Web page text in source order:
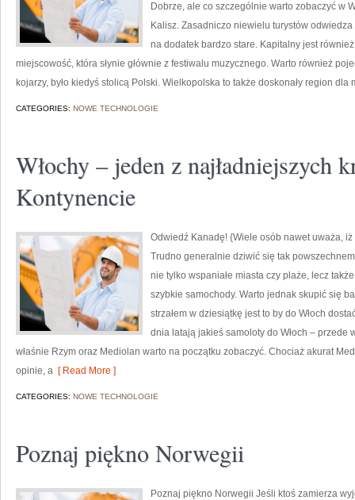
Dobrze, ale co szczególnie warto zobaczyć w
Kalisz. Zasadniczo niewielu turystów
na dodatek bardzo stare. Kapitalny jest
miejscowość, która słynie głównie z festiwalu muzycznego. Warto również
kojarzy, było kiedyś stolicą Polski. Wielkopolska to także doskonały region dla
CATEGORIES: NOWE TECHNOLOGIE
Włochy – jeden z najładniejszych
Kontynencie
Odwiedź Kanadę! {Wiele osób nawet uważa,
Trudno generalnie dziwić się tak
nie tylko wspaniałe miasta czy plaże, lecz
szybkie samochody. Warto jednak skupić się
strzałem w dziesiątkę jest to by do Włoch
dnia latają jakieś samoloty do Włoch – przede
właśnie Rzym oraz Mediolan warto na początku zobaczyć. Chociaż akurat
opinie, a [ Read More ]
CATEGORIES: NOWE TECHNOLOGIE
Poznaj piękno Norwegii
Poznaj piękno Norwegii Jeśli ktoś zamierza